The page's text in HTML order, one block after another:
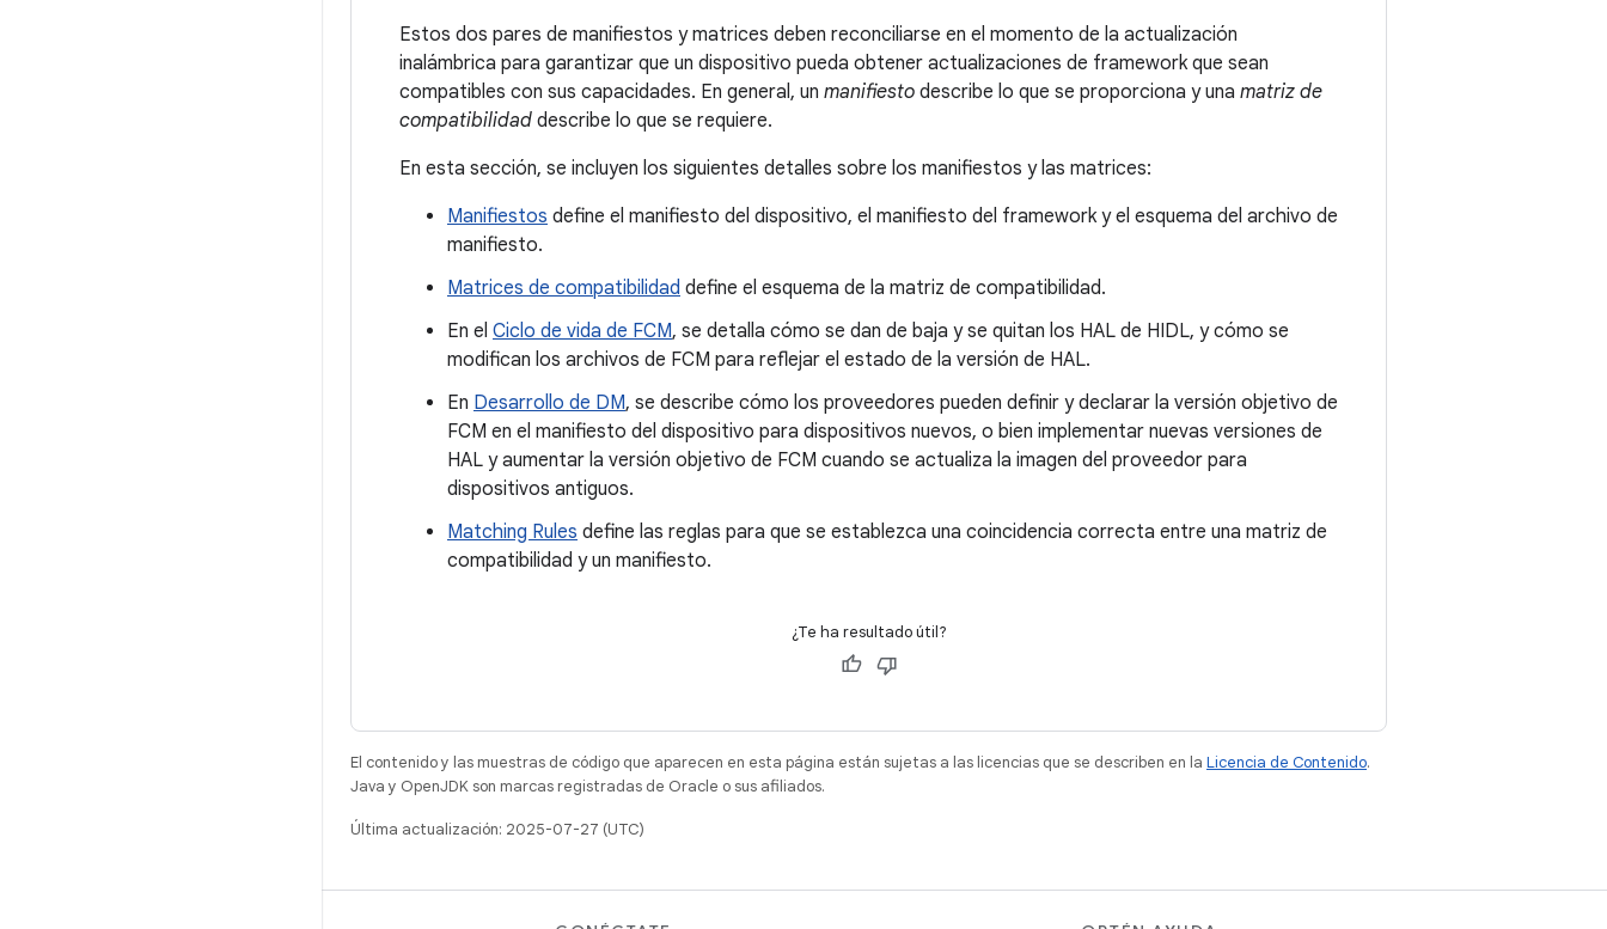
Estos dos pares de manifiestos y matrices deben reconciliarse en el momento de la actualización
inalámbrica para garantizar que un dispositivo pueda obtener actualizaciones de framework que sean
compatibles con sus capacidades. En general, un manifiesto describe lo que se proporciona y una matriz de
compatibilidad describe lo que se requiere.
En esta sección, se incluyen los siguientes detalles sobre los manifiestos y las matrices:
Manifiestos define el manifiesto del dispositivo, el manifiesto del framework y el esquema del archivo de
manifiesto.
Matrices de compatibilidad define el esquema de la matriz de compatibilidad.
En el Ciclo de vida de FCM, se detalla cómo se dan de baja y se quitan los HAL de HIDL, y cómo se
modifican los archivos de FCM para reflejar el estado de la versión de HAL.
En Desarrollo de DM, se describe cómo los proveedores pueden definir y declarar la versión objetivo de
FCM en el manifiesto del dispositivo para dispositivos nuevos, o bien implementar nuevas versiones de
HAL y aumentar la versión objetivo de FCM cuando se actualiza la imagen del proveedor para
dispositivos antiguos.
Matching Rules define las reglas para que se establezca una coincidencia correcta entre una matriz de
compatibilidad y un manifiesto.
¿Te ha resultado útil?
El contenido y las muestras de código que aparecen en esta página están sujetas a las licencias que se describen en la Licencia de Contenido.
Java y OpenJDK son marcas registradas de Oracle o sus afiliados.
Última actualización: 2025-07-27 (UTC)